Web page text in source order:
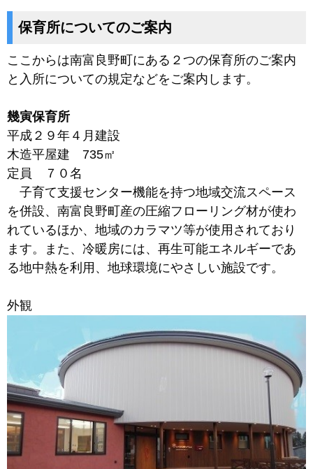
保育所についてのご案内
ここからは南富良野町にある２つの保育所のご案内
と入所についての規定などをご案内します。
幾寅保育所
平成２９年４月建設
木造平屋建 735㎡
定員 ７０名
子育て支援センター機能を持つ地域交流スペース
を併設、南富良野町産の圧縮フローリング材が使わ
れているほか、地域のカラマツ等が使用されており
ます。また、冷暖房には、再生可能エネルギーであ
る地中熱を利用、地球環境にやさしい施設です。
外観